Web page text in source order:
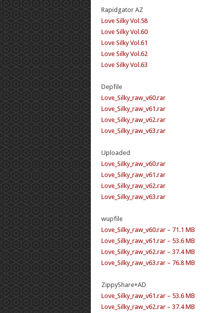
Rapidgator AZ
Love Silky Vol.58
Love Silky Vol.60
Love Silky Vol.61
Love Silky Vol.62
Love Silky Vol.63
Depfile
Love_Silky_raw_v60.rar
Love_Silky_raw_v61.rar
Love_Silky_raw_v62.rar
Love_Silky_raw_v63.rar
Uploaded
Love_Silky_raw_v60.rar
Love_Silky_raw_v61.rar
Love_Silky_raw_v62.rar
Love_Silky_raw_v63.rar
wupfile
Love_Silky_raw_v60.rar – 71.1 MB
Love_Silky_raw_v61.rar – 53.6 MB
Love_Silky_raw_v62.rar – 37.4 MB
Love_Silky_raw_v63.rar – 76.8 MB
ZippyShare+AD
Love_Silky_raw_v61.rar – 53.6 MB
Love_Silky_raw_v62.rar – 37.4 MB